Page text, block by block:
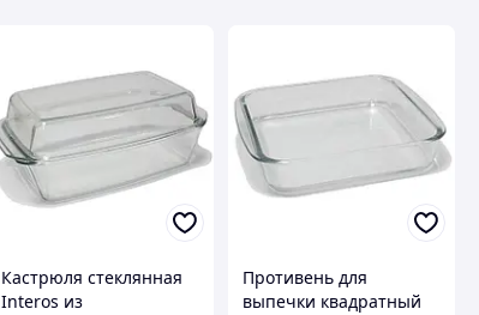
Кастрюля стеклянная
Interos из
Противень для
выпечки квадратный